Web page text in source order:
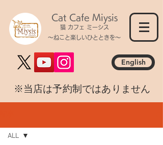
Cat Cafe Miysis
猫 カフェ ミーシス
～ねこと楽しいひとときを～
English
​※当店は予約制ではありません
ALL